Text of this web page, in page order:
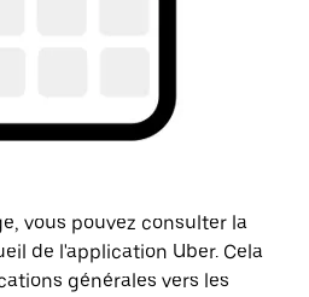
vous pouvez consulter la
de l'application Uber. Cela
générales vers les